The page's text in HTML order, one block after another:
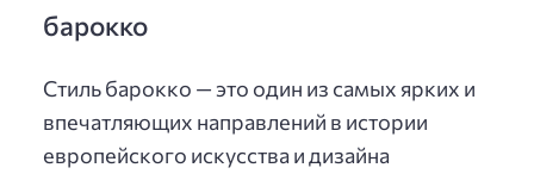
барокко
Стиль барокко — это один из самых ярких и
впечатляющих направлений в истории
европейского искусства и дизайна